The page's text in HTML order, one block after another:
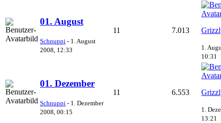
01. August
Schnuppi - 1. August
2008, 12:33
11 7.013
1.
10:31
01. Dezember
Schnuppi - 1. Dezember
2008, 00:15
11 6.553
1.
13:21